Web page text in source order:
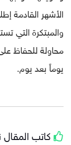
الأشهر القادمة
والمبتكرة التي
محاولة للحفاظ
يوماً بعد يوم.
كاتب المقال